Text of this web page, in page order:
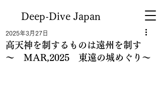
Deep-Dive Japan
高天神を制するものは遠州を制す
～ MAR,2025 東遠の城めぐり～
2025年3月27日